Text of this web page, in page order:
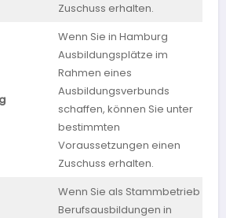
Zuschuss erhalten.
Wenn Sie in Hamburg
Ausbildungsplätze im
Rahmen eines
Ausbildungsverbunds
schaffen, können Sie unter
bestimmten
Voraussetzungen einen
Zuschuss erhalten.
Wenn Sie als Stammbetrieb
Berufsausbildungen in